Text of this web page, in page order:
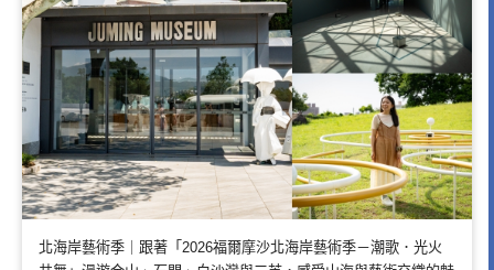
北海岸藝術季｜跟著「2026福爾摩沙北海岸藝術季－潮歌．光火